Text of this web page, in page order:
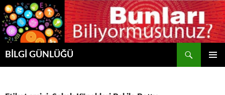
BİLGİ GÜNLÜĞÜ
Ara